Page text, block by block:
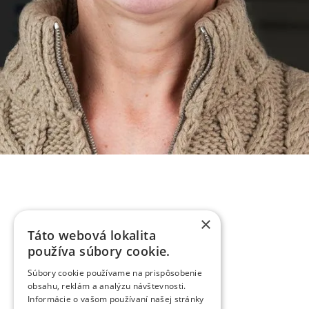
×
Táto webová lokalita
používa súbory cookie.
Súbory cookie používame na prispôsobenie
obsahu, reklám a analýzu návštevnosti.
Informácie o vašom používaní našej stránky